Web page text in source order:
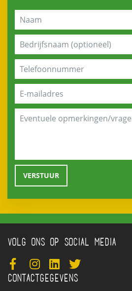
VOLG ONS OP SOCIAL MEDIA
CONTACTGEGEVENS